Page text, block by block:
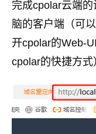
完成cpolar云端
脑的客户端（可
开cpolar的Web-
cpolar的快捷方式